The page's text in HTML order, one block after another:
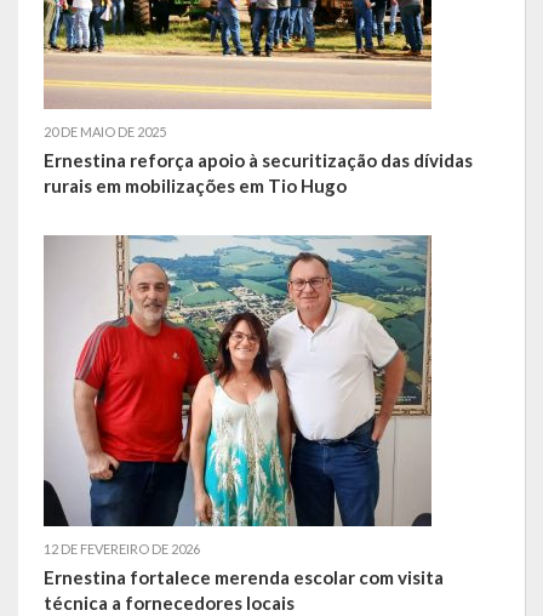
20 DE MAIO DE 2025
Ernestina reforça apoio à securitização das dívidas
rurais em mobilizações em Tio Hugo
12 DE FEVEREIRO DE 2026
Ernestina fortalece merenda escolar com visita
técnica a fornecedores locais